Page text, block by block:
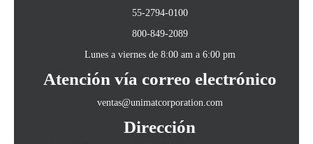
55-2794-0100
800-849-2089
Lunes a viernes de 8:00 am a 6:00 pm
Atención vía correo electrónico
ventas@unimatcorporation.com
Dirección